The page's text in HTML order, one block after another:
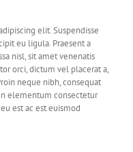
elit. Suspendisse
eu ligula. Praesent a
nisl, sit amet venenatis
orci, dictum vel placerat a,
neque nibh, consequat
elementum consectetur
est ac est euismod